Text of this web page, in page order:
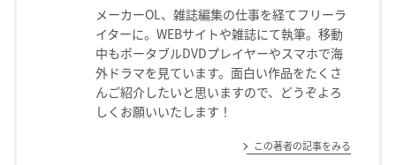
メーカーOL、雑誌編集の仕事を経てフリーラ
イターに。WEBサイトや雑誌にて執筆。移動
中もポータブルDVDプレイヤーやスマホで海
外ドラマを見ています。面白い作品をたくさ
んご紹介したいと思いますので、どうぞよろ
しくお願いいたします！
この著者の記事をみる